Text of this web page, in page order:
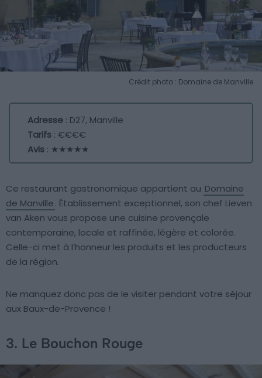
Crédit photo : Domaine de Manville
Adresse : D27, Manville
Tarifs : €€€€
Avis : ★★★★★
Ce restaurant gastronomique appartient au Domaine
de Manville. Établissement exceptionnel, son chef Lieven
van Aken vous propose une cuisine provençale
contemporaine, locale et raffinée, légère et colorée.
Celle-ci met à l’honneur les produits et les producteurs
de la région.
Ne manquez donc pas de le visiter pendant votre séjour
aux Baux-de-Provence !
3. Le Bouchon Rouge